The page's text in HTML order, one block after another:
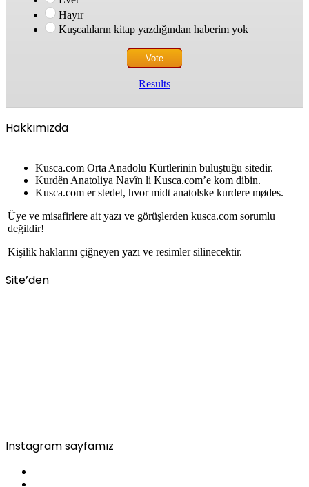
Hayır
Kuşcalıların kitap yazdığından haberim yok
Results
Hakkımızda
Kusca.com Orta Anadolu Kürtlerinin buluştuğu sitedir.
Kurdên Anatoliya Navîn li Kusca.com’e kom dibin.
Kusca.com er stedet, hvor midt anatolske kurdere mødes.
Üye ve misafirlere ait yazı ve görüşlerden kusca.com sorumlu
değildir!
Kişilik haklarını çiğneyen yazı ve resimler silinecektir.
Site’den
Instagram sayfamız